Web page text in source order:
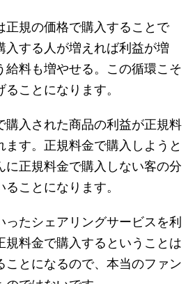
正規の価格で購入することで
入する人が増えれば利益が増
給料も増やせる。この循環こそ
ことになります。
購入された商品の利益が正規料
ます。正規料金で購入しようと
に正規料金で購入しない客の分
ことになります。
たシェアリングサービスを利
規料金で購入するということは
ことになるので、本当のファン